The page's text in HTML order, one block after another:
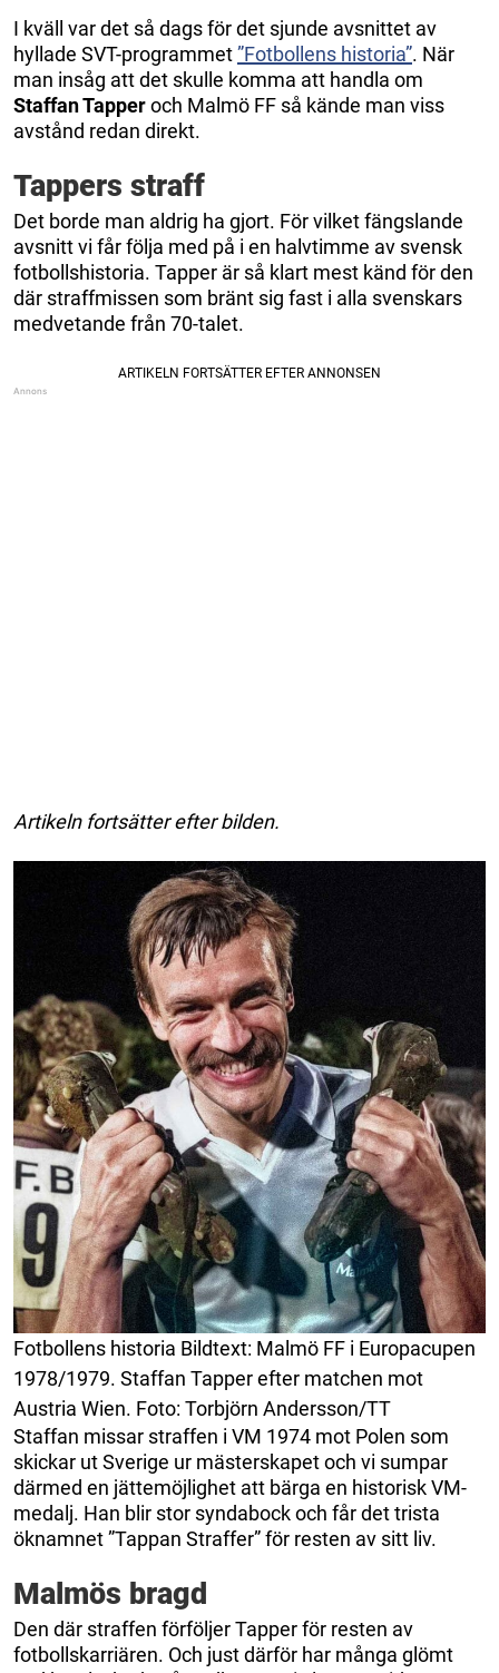
I kväll var det så dags för det sjunde avsnittet av
hyllade SVT-programmet”Fotbollens historia”. När
man insåg att det skulle komma att handla om
Staffan Tapperoch Malmö FF så kände man viss
avstånd redan direkt.
Tappers straff
Det borde man aldrig ha gjort. För vilket fängslande
avsnitt vi får följa med på i en halvtimme av svensk
fotbollshistoria. Tapper är så klart mest känd för den
där straffmissen som bränt sig fast i alla svenskars
medvetande från 70-talet.
Artikeln fortsätter efter bilden.
Fotbollens historia Bildtext: Malmö FF i Europacupen
1978/1979. Staffan Tapper efter matchen mot
Austria Wien. Foto: Torbjörn Andersson/TT
Staffan missar straffen i VM 1974 mot Polen som
skickar ut Sverige ur mästerskapet och vi sumpar
därmed en jättemöjlighet att bärga en historisk VM-
medalj. Han blir stor syndabock och får det trista
öknamnet ”Tappan Straffer” för resten av sitt liv.
Malmös bragd
Den där straffen förföljer Tapper för resten av
fotbollskarriären. Och just därför har många glömt